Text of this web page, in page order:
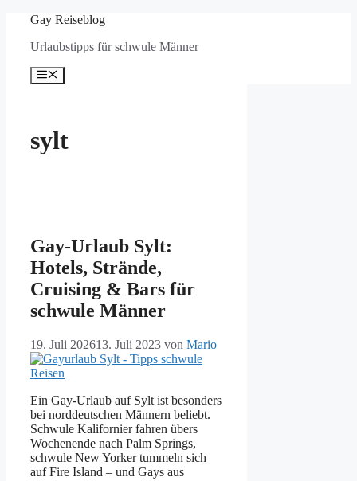
springen
Gay Reiseblog
Urlaubstipps für schwule Männer
Menü
sylt
Gay-Urlaub Sylt:
Hotels, Strände,
Cruising & Bars für
schwule Männer
19. Juli 202613. Juli 2023 von Mario
Ein Gay-Urlaub auf Sylt ist besonders
bei norddeutschen Männern beliebt.
Schwule Kalifornier fahren übers
Wochenende nach Palm Springs,
schwule New Yorker tummeln sich
auf Fire Island – und Gays aus